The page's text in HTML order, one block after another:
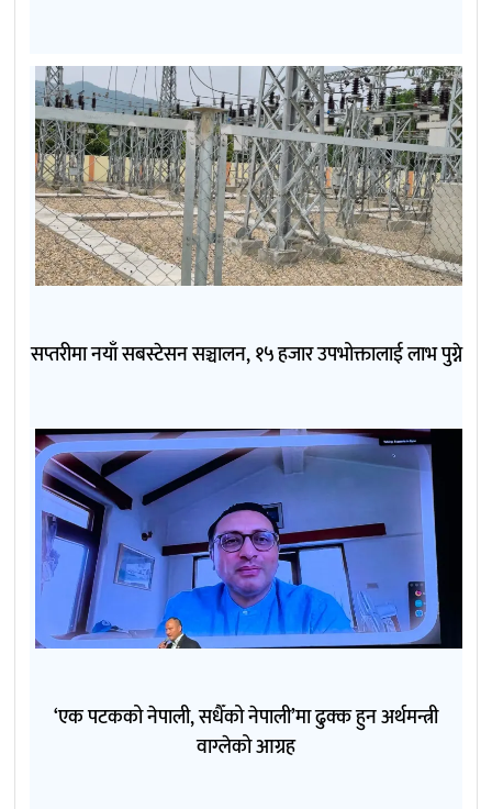
सप्तरीमा नयाँ सबस्टेसन सञ्चालन, १५ हजार उपभोक्तालाई लाभ पुग्ने
‘एक पटकको नेपाली, सधैँको नेपाली’मा ढुक्क हुन अर्थमन्त्री
वाग्लेको आग्रह